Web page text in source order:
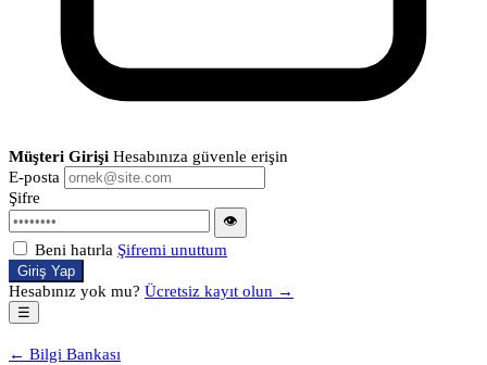
Müşteri Girişi Hesabınıza güvenle erişin
E-posta
Şifre
👁
Beni hatırla Şifremi unuttum
Giriş Yap
Hesabınız yok mu? Ücretsiz kayıt olun →
☰
← Bilgi Bankası